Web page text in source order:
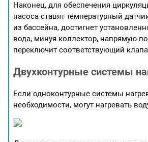
Наконец, для обеспечения
насоса ставят температурный
из бассейна, достигнет
вода, минуя коллектор, напрямую
переключит соответствующий
Двухконтурные системы
Если одноконтурные системы
необходимости, могут нагревать